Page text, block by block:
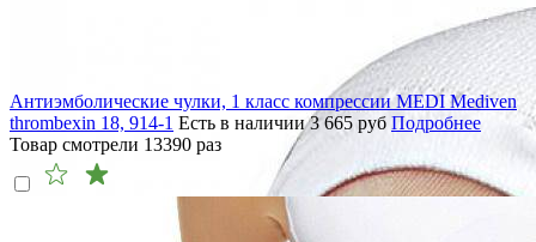
Антиэмболические чулки, 1 класс компрессии MEDI Mediven
thrombexin 18, 914-1 Есть в наличии 3 665 руб Подробнее
Товар смотрели 13390 раз